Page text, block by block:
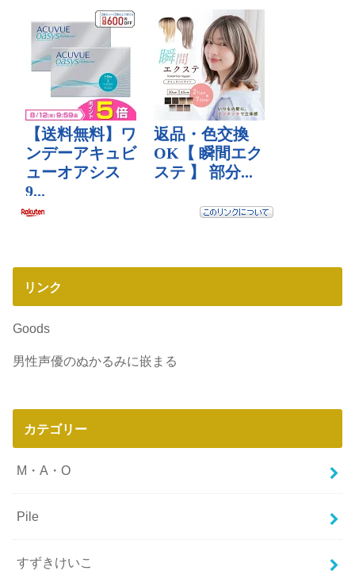
リンク
Goods
男性声優のぬかるみに嵌まる
カテゴリー
M・A・O
Pile
すずきけいこ